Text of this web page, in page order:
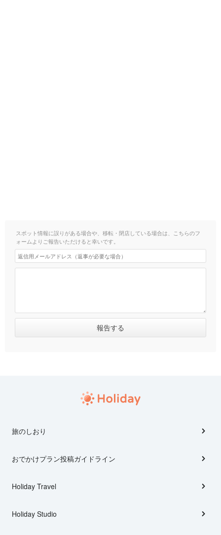
スポット情報に誤りがある場合や、移転・閉店している場合は、こちらのフ
ォームよりご報告いただけると幸いです。
旅のしおり
おでかけプラン投稿ガイドライン
Holiday Travel
Holiday Studio